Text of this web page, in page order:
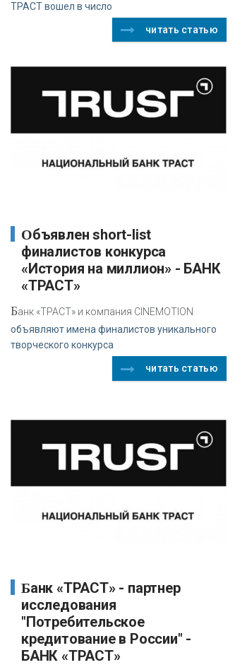
ТРАСТ вошел в число
читать статью
Объявлен short-list
финалистов конкурса
«История на миллион» - БАНК
«ТРАСТ»
Банк «ТРАСТ» и компания CINEMOTION
объявляют имена финалистов уникального
творческого конкурса
читать статью
Банк «ТРАСТ» - партнер
исследования
"Потребительское
кредитование в России" -
БАНК «ТРАСТ»